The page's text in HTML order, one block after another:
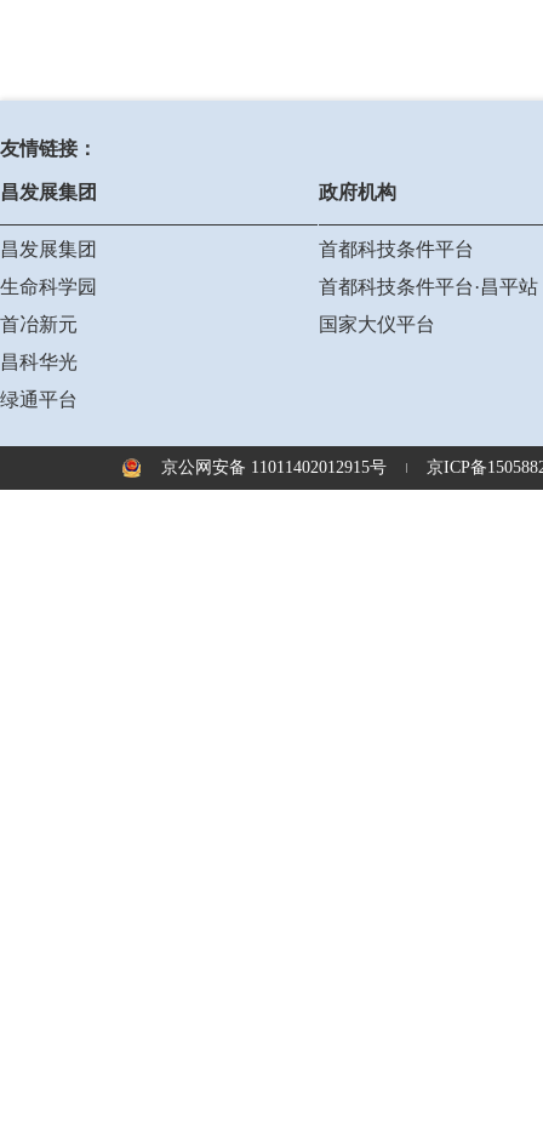
友情链接：
昌发展集团
昌发展集团
生命科学园
首冶新元
昌科华光
绿通平台
政府机构
首都科技条件平台
首都科技条件平台·昌平站
国家大仪平台
京公网安备 11011402012915号 京ICP备